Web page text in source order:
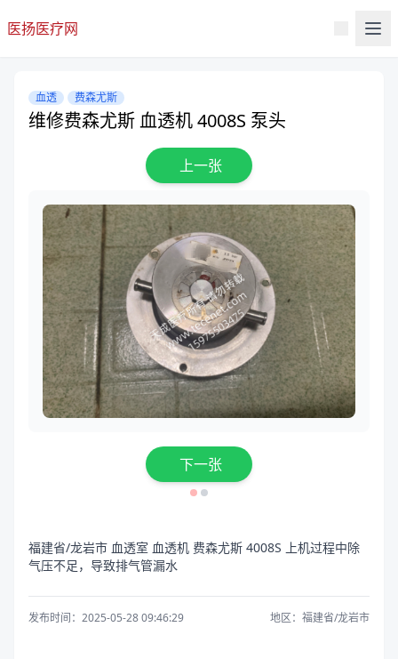
医扬医疗网
血透 费森尤斯
维修费森尤斯 血透机 4008S 泵头
上一张
下一张
福建省/龙岩市 血透室 血透机 费森尤斯 4008S 上机过程中除
气压不足，导致排气管漏水
发布时间：2025-05-28 09:46:29 地区：福建省/龙岩市